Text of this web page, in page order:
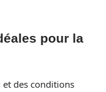
pour la
et des conditions